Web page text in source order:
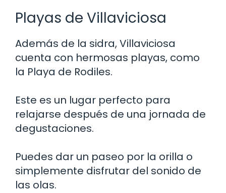
Playas de Villaviciosa
Además de la sidra, Villaviciosa
cuenta con hermosas playas, como
la Playa de Rodiles.
Este es un lugar perfecto para
relajarse después de una jornada de
degustaciones.
Puedes dar un paseo por la orilla o
simplemente disfrutar del sonido de
las olas.